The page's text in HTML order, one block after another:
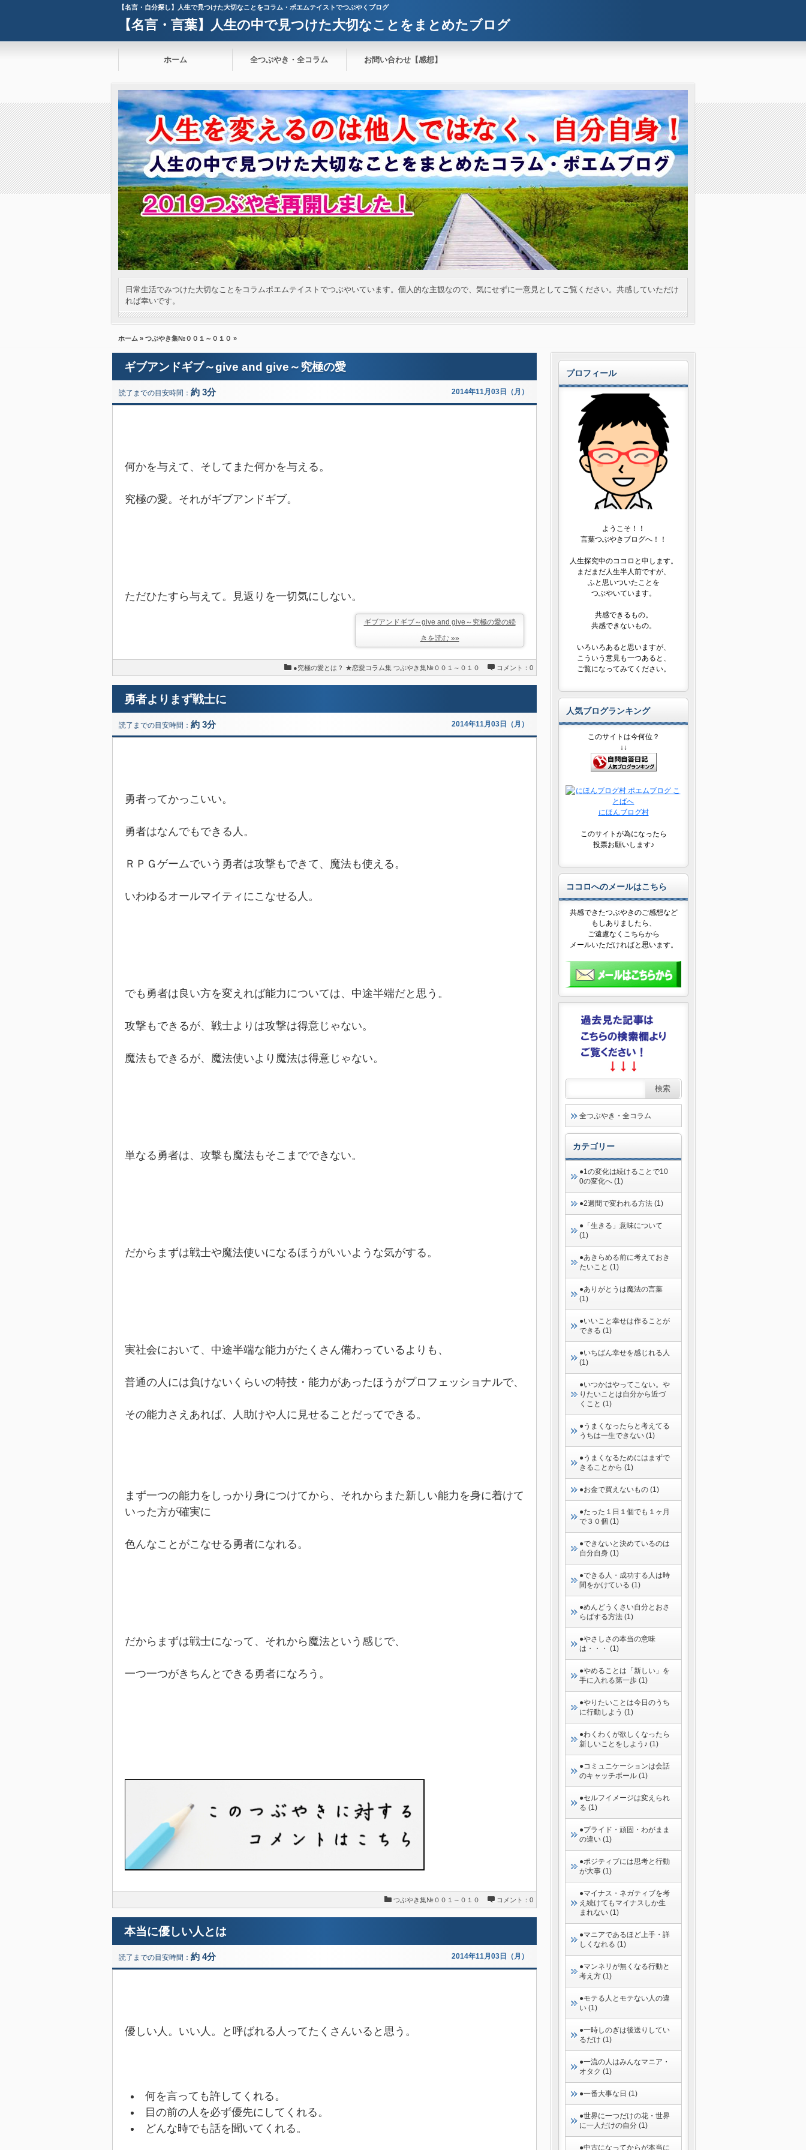
【名言・自分探し】人生で見つけた大切なことをコラム・ポエムテイストでつぶやくブログ
【名言・言葉】人生の中で見つけた大切なことをまとめたブログ
ホーム 全つぶやき・全コラム お問い合わせ【感想】
日常生活でみつけた大切なことをコラムポエムテイストでつぶやいています。個人的な主観なので、気にせずに一意見としてご覧ください。共感していただけ
れば幸いです。
ホーム » つぶやき集№００１～０１０ »
ギブアンドギブ～give and give～究極の愛
読了までの目安時間： 約 3分 2014年11月03日（月）
何かを与えて、そしてまた何かを与える。
究極の愛。それがギブアンドギブ。
ただひたすら与えて。見返りを一切気にしない。
ギブアンドギブ～give and give～究極の愛の続
きを読む »»
●究極の愛とは？ ★恋愛コラム集 つぶやき集№００１～０１０ コメント：0
勇者よりまず戦士に
読了までの目安時間： 約 3分 2014年11月03日（月）
勇者ってかっこいい。
勇者はなんでもできる人。
ＲＰＧゲームでいう勇者は攻撃もできて、魔法も使える。
いわゆるオールマイティにこなせる人。
でも勇者は良い方を変えれば能力については、中途半端だと思う。
攻撃もできるが、戦士よりは攻撃は得意じゃない。
魔法もできるが、魔法使いより魔法は得意じゃない。
単なる勇者は、攻撃も魔法もそこまでできない。
だからまずは戦士や魔法使いになるほうがいいような気がする。
実社会において、中途半端な能力がたくさん備わっているよりも、
普通の人には負けないくらいの特技・能力があったほうがプロフェッショナルで、
その能力さえあれば、人助けや人に見せることだってできる。
まず一つの能力をしっかり身につけてから、それからまた新しい能力を身に着けて
いった方が確実に
色んなことがこなせる勇者になれる。
だからまずは戦士になって、それから魔法という感じで、
一つ一つがきちんとできる勇者になろう。
つぶやき集№００１～０１０ コメント：0
本当に優しい人とは
読了までの目安時間： 約 4分 2014年11月03日（月）
優しい人。いい人。と呼ばれる人ってたくさんいると思う。
何を言っても許してくれる。
目の前の人を必ず優先にしてくれる。
どんな時でも話を聞いてくれる。
プロフィール
ようこそ！！
言葉つぶやきブログへ！！
人生探究中のココロと申します。
まだまだ人生半人前ですが、
ふと思いついたことを
つぶやいています。
共感できるもの。
共感できないもの。
いろいろあると思いますが、
こういう意見も一つあると、
ご覧になってみてください。
人気ブログランキング
このサイトは今何位？
↓↓
にほんブログ村
このサイトが為になったら
投票お願いします♪
ココロへのメールはこちら
共感できたつぶやきのご感想など
もしありましたら、
ご遠慮なくこちらから
メールいただければと思います。
全つぶやき・全コラム
カテゴリー
●1の変化は続けることで10
0の変化へ (1)
●2週間で変われる方法 (1)
●「生きる」意味について
(1)
●あきらめる前に考えておき
たいこと (1)
●ありがとうは魔法の言葉
(1)
●いいこと幸せは作ることが
できる (1)
●いちばん幸せを感じれる人
(1)
●いつかはやってこない。や
りたいことは自分から近づ
くこと (1)
●うまくなったらと考えてる
うちは一生できない (1)
●うまくなるためにはまずで
きることから (1)
●お金で買えないもの (1)
●たった１日１個でも１ヶ月
で３０個 (1)
●できないと決めているのは
自分自身 (1)
●できる人・成功する人は時
間をかけている (1)
●めんどうくさい自分とおさ
らばする方法 (1)
●やさしさの本当の意味
は・・・ (1)
●やめることは「新しい」を
手に入れる第一歩 (1)
●やりたいことは今日のうち
に行動しよう (1)
●わくわくが欲しくなったら
新しいことをしよう♪ (1)
●コミュニケーションは会話
のキャッチボール (1)
●セルフイメージは変えられ
る (1)
●プライド・頑固・わがまま
の違い (1)
●ポジティブには思考と行動
が大事 (1)
●マイナス・ネガティブを考
え続けてもマイナスしか生
まれない (1)
●マニアであるほど上手・詳
しくなれる (1)
●マンネリが無くなる行動と
考え方 (1)
●モテる人とモテない人の違
い (1)
●一時しのぎは後送りしてい
るだけ (1)
●一流の人はみんなマニア・
オタク (1)
●一番大事な日 (1)
●世界に一つだけの花・世界
に一人だけの自分 (1)
●中古になってからが本当に